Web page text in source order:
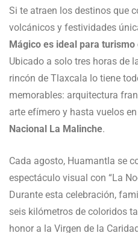
Si te atraen los destinos que
volcánicos y festividades
Mágico es ideal para
Ubicado a solo tres horas de
rincón de Tlaxcala lo tiene
memorables: arquitectura
arte efímero y hasta vuelos
Nacional La Malinche.
Cada agosto, Huamantla se
espectáculo visual con “La
Durante esta celebración,
seis kilómetros de coloridos
honor a la Virgen de la